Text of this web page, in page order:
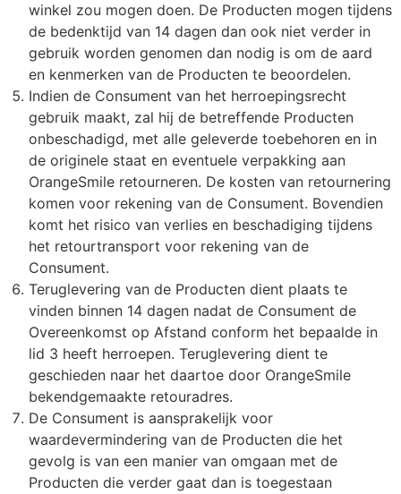
winkel zou mogen doen. De Producten mogen tijdens
de bedenktijd van 14 dagen dan ook niet verder in
gebruik worden genomen dan nodig is om de aard
en kenmerken van de Producten te beoordelen.
Indien de Consument van het herroepingsrecht
gebruik maakt, zal hij de betreffende Producten
onbeschadigd, met alle geleverde toebehoren en in
de originele staat en eventuele verpakking aan
OrangeSmile retourneren. De kosten van retournering
komen voor rekening van de Consument. Bovendien
komt het risico van verlies en beschadiging tijdens
het retourtransport voor rekening van de
Consument.
Teruglevering van de Producten dient plaats te
vinden binnen 14 dagen nadat de Consument de
Overeenkomst op Afstand conform het bepaalde in
lid 3 heeft herroepen. Teruglevering dient te
geschieden naar het daartoe door OrangeSmile
bekendgemaakte retouradres.
De Consument is aansprakelijk voor
waardevermindering van de Producten die het
gevolg is van een manier van omgaan met de
Producten die verder gaat dan is toegestaan